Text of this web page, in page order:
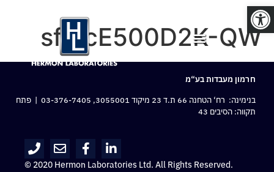
פתח סרגל נגישות
sfmcE500D2K-QW
חרמון מעבדות בע“מ
בנימינה: רח‘ הטחנה 66 ת.ד 23 מיקוד 3055001,
03-376-7405 | פתח
תקווה: הסיבים 43
© 2020 Hermon Laboratories Ltd. All Rights Reserved.